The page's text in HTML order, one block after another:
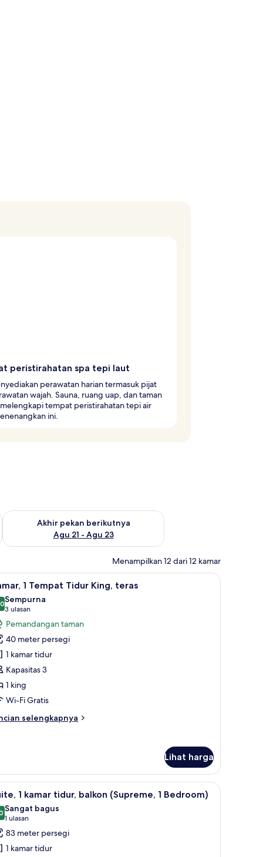
peristirahatan spa tepi laut
perawatan harian termasuk pijat
wajah. Sauna, ruang uap, dan taman
tempat peristirahatan tepi air
ini.
Agu 14 - Agu 16
Akhir pekan berikutnya
Agu 21 - Agu 23
Periksa ketersediaan untuk akhir pekan berikutnya Agu 21 -
Menampilkan 12 dari 12 kamar
balkon, pemandangan marina | Pemandangan dari kamar
Kamar, 1 Tempat Tidur King, teras | Seprai
5 1 Tempat Tidur King, teras
dari 10
Sempurna
3 ulasan
(3
ulasan)
Pemandangan taman
40 meter persegi
1 kamar tidur
Kapasitas 3
1 king
Wi-Fi Gratis
selengkapnya
Lihat harga
| Seprai katun Mesir, seprai premium, minibar, dan brankas
Suite, 1 kamar tidur, balkon (Supreme, 1
6 1 kamar tidur, balkon (Supreme, 1 Bedroom)
dari 10
Sangat bagus
1 ulasan
(1
ulasan)
83 meter persegi
1 kamar tidur